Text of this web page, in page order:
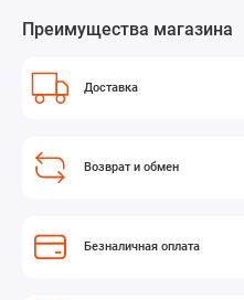
Преимущества магазина
Доставка
Возврат и обмен
Безналичная оплата